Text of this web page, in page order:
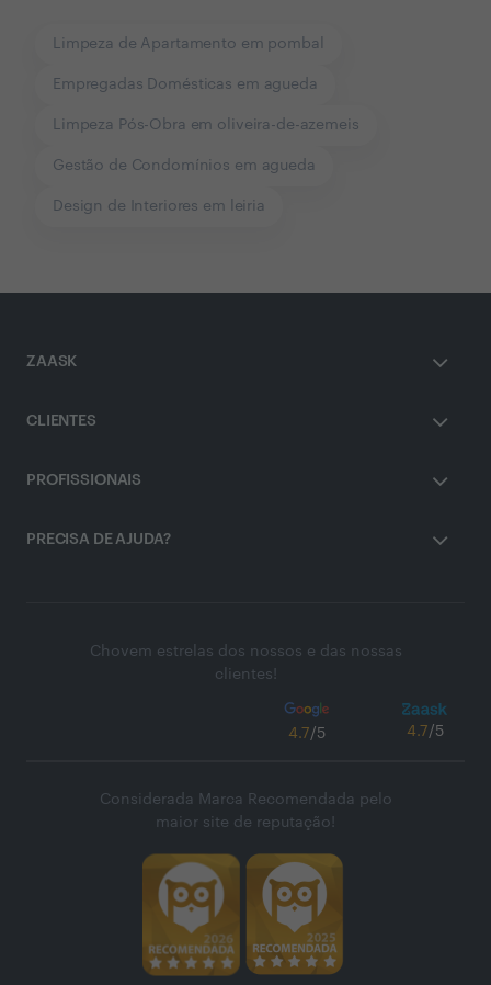
Limpeza de Apartamento em pombal
Empregadas Domésticas em agueda
Limpeza Pós-Obra em oliveira-de-azemeis
Gestão de Condomínios em agueda
Design de Interiores em leiria
ZAASK
CLIENTES
PROFISSIONAIS
PRECISA DE AJUDA?
Chovem estrelas dos nossos e das nossas
clientes!
4.7/5 4.7/5
Considerada Marca Recomendada pelo
maior site de reputação!